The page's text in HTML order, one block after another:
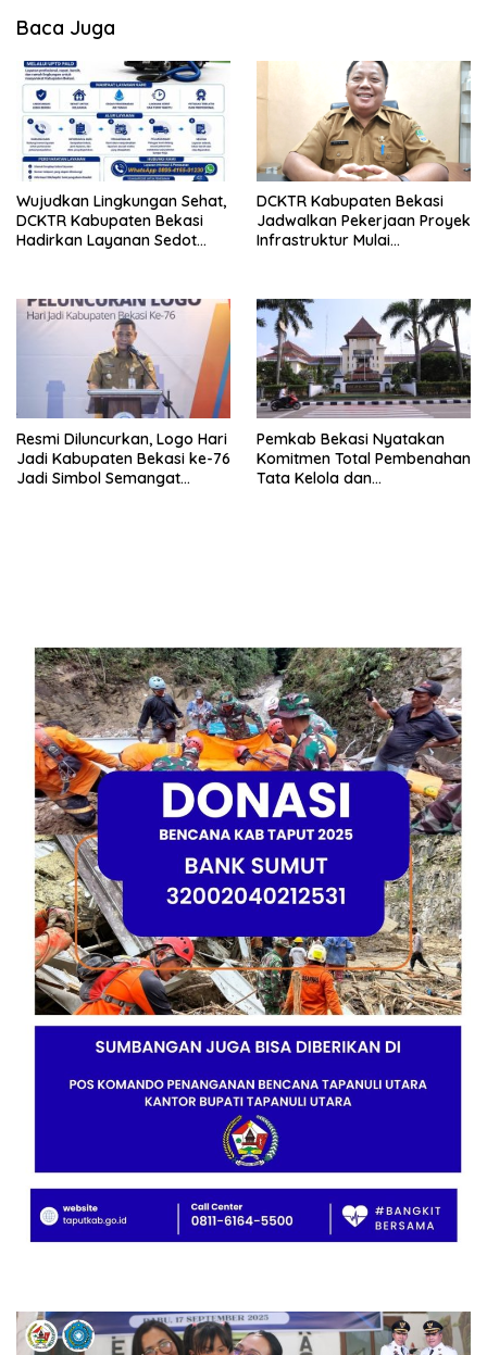
Baca Juga
Wujudkan Lingkungan Sehat,
DCKTR Kabupaten Bekasi
Hadirkan Layanan Sedot
DCKTR Kabupaten Bekasi
Jadwalkan Pekerjaan Proyek
Infrastruktur Mulai
Resmi Diluncurkan, Logo Hari
Jadi Kabupaten Bekasi ke-76
Jadi Simbol Semangat
Pemkab Bekasi Nyatakan
Komitmen Total Pembenahan
Tata Kelola dan